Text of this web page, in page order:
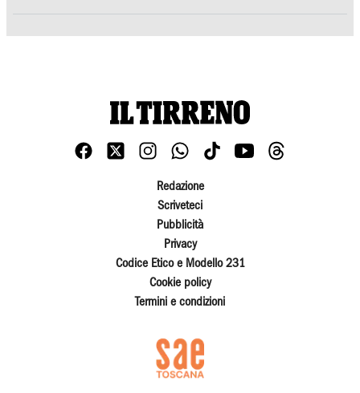
Redazione
Scriveteci
Pubblicità
Privacy
Codice Etico e Modello 231
Cookie policy
Termini e condizioni